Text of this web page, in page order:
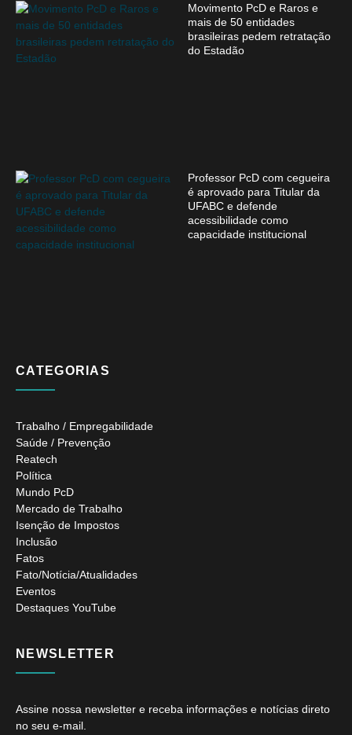
Movimento PcD e Raros e
mais de 50 entidades
brasileiras pedem retratação
do Estadão
Professor PcD com cegueira
é aprovado para Titular da
UFABC e defende
acessibilidade como
capacidade institucional
CATEGORIAS
Trabalho / Empregabilidade
Saúde / Prevenção
Reatech
Política
Mundo PcD
Mercado de Trabalho
Isenção de Impostos
Inclusão
Fatos
Fato/Notícia/Atualidades
Eventos
Destaques YouTube
NEWSLETTER
Assine nossa newsletter e receba informações e notícias direto
no seu e-mail.